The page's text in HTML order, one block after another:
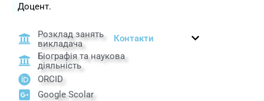
Доцент.
Контакти
Розклад занять
викладача
Біографія та наукова
діяльність
ORCID
Google Scolar